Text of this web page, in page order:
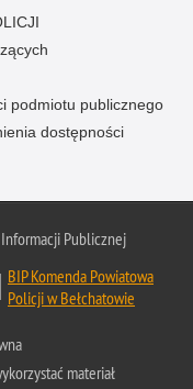
podmiotu publicznego
dostępności
Publicznej
BIP Komenda Powiatowa
Policji w Bełchatowie
materiał